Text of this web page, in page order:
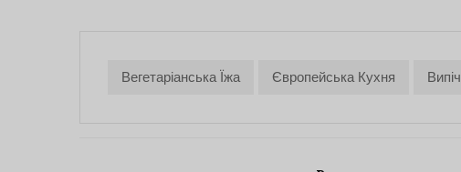
Вегетаріанська Їжа Європейська Кухня